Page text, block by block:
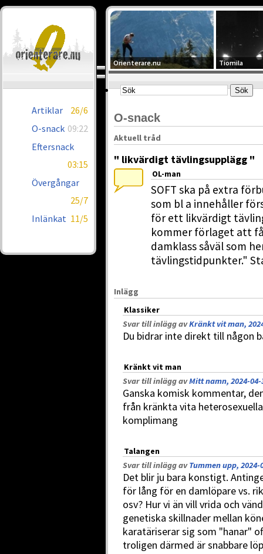
Artiklar
26/6
O-snack 09:22
Eftersnack
03:15
Övergångar
25/7
Inlänkat 11/5
Orienterare.nu Tiomila
O-snack
Aktuell tråd
" likvärdigt tävlingsupplägg "
OL-man
SOFT ska på extra
som bl a innehåller
för ett likvärdigt
kommer förlaget att
damklass såväl som
tävlingstidpunkter."
Inlägg
Klassiker
Svar till inlägg avKränkt vit man,
Du bidrar inte direkt till någon
Kränkt vit man
Svar till inlägg avMitt namn, 2024-04-
Ganska komisk kommentar,
från kränkta vita
komplimang
Talangen
Svar till inlägg avTummen upp, 2024-
Det blir ju bara konstigt.
för lång för en damlöpare vs.
osv? Hur vi än vill vrida och
genetiska skillnader mellan
karatäriserar sig som "hanar"
troligen därmed är snabbare